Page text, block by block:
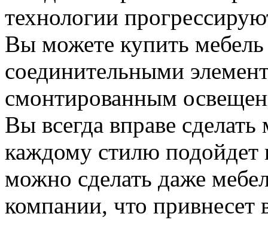
технологии
Вы можете купить
соединительными
смонтированным
Вы всегда вправе сделать
каждому стилю подойдет
можно сделать даже
компании, что